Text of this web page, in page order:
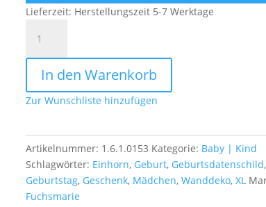
Lieferzeit: Herstellungszeit 5-7 Werktage
Holzbild
mit
Geburtsdaten
Motiv
Einhorn
In den Warenkorb
Zur Wunschliste hinzufügen
Artikelnummer: 1.6.1.0153 Kategorie: Baby | Kind
Schlagwörter: Einhorn, Geburt, Geburtsdatenschild,
Geburtstag, Geschenk, Mädchen, Wanddeko, XL
Fuchsmarie